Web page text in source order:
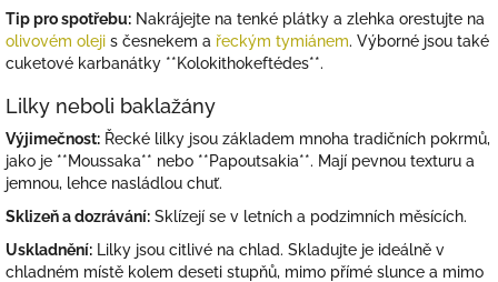
Tip pro spotřebu: Nakrájejte na tenké plátky a zlehka orestujte na
olivovém oleji s česnekem a řeckým tymiánem. Výborné jsou také
cuketové karbanátky **Kolokithokeftédes**.
Lilky neboli baklažány
Výjimečnost: Řecké lilky jsou základem mnoha tradičních pokrmů,
jako je **Moussaka** nebo **Papoutsakia**. Mají pevnou texturu a
jemnou, lehce nasládlou chuť.
Sklizeň a dozrávání: Sklízejí se v letních a podzimních měsících.
Uskladnění: Lilky jsou citlivé na chlad. Skladujte je ideálně v
chladném místě kolem deseti stupňů, mimo přímé slunce a mimo